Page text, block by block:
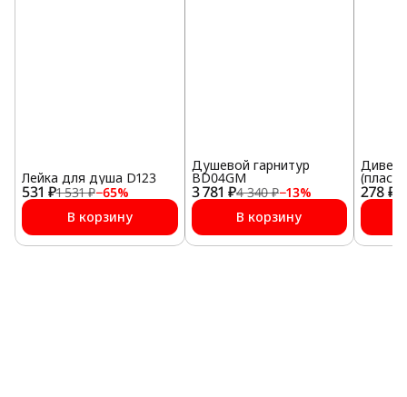
531 ₽1 531 ₽−65%
Лейка для душа D123
В корзину
3 781 ₽4 340 ₽−13%
Душевой гарнитур
BD04GM
В корзину
278 ₽